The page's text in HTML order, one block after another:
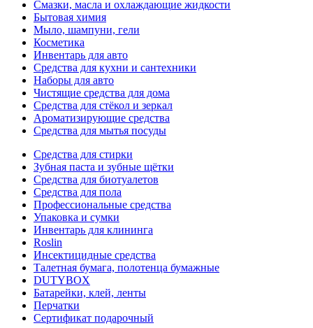
Смазки, масла и охлаждающие жидкости
Бытовая химия
Мыло, шампуни, гели
Косметика
Инвентарь для авто
Средства для кухни и сантехники
Наборы для авто
Чистящие средства для дома
Средства для стёкол и зеркал
Ароматизирующие средства
Средства для мытья посуды
Средства для стирки
Зубная паста и зубные щётки
Средства для биотуалетов
Средства для пола
Профессиональные средства
Упаковка и сумки
Инвентарь для клининга
Roslin
Инсектицидные средства
Талетная бумага, полотенца бумажные
DUTYBOX
Батарейки, клей, ленты
Перчатки
Сертификат подарочный